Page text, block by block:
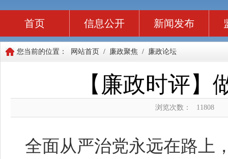
首页 信息公开 新闻发布
您当前的位置： 网站首页 / 廉政聚焦 / 廉政论坛
【廉政时评
浏览次数： 11808
全面从严治党永远在路上